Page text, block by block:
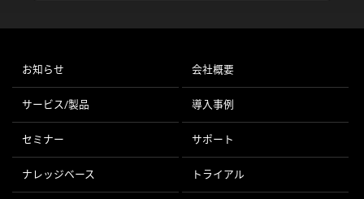
お知らせ 会社概要
サービス/製品 導入事例
セミナー サポート
ナレッジベース トライアル